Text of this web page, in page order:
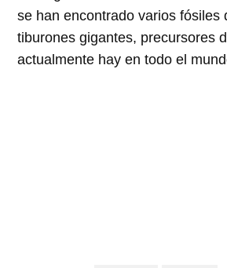
se han encontrado varios fósiles
tiburones gigantes, precursores
actualmente hay en todo el